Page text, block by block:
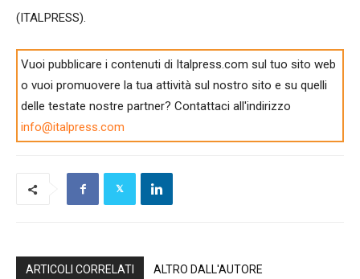
(ITALPRESS).
Vuoi pubblicare i contenuti di Italpress.com sul tuo sito web
o vuoi promuovere la tua attività sul nostro sito e su quelli
delle testate nostre partner? Contattaci all'indirizzo
info@italpress.com
ARTICOLI CORRELATI ALTRO DALL'AUTORE